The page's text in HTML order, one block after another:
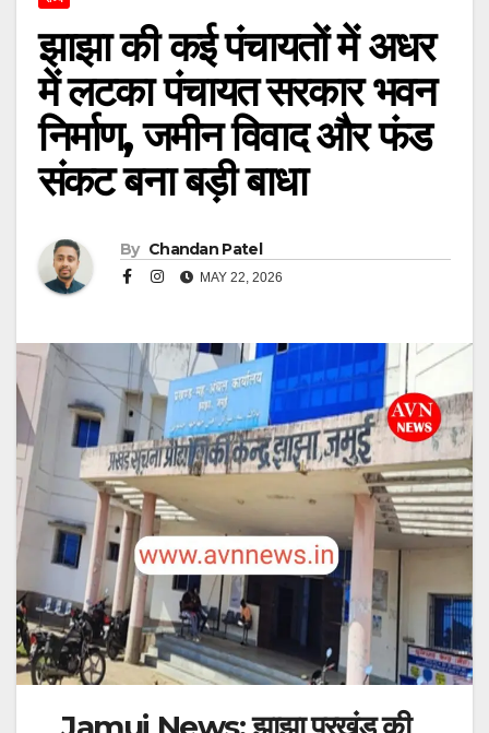
झाझा की कई पंचायतों में अधर
में लटका पंचायत सरकार भवन
निर्माण, जमीन विवाद और फंड
संकट बना बड़ी बाधा
By Chandan Patel
MAY 22, 2026